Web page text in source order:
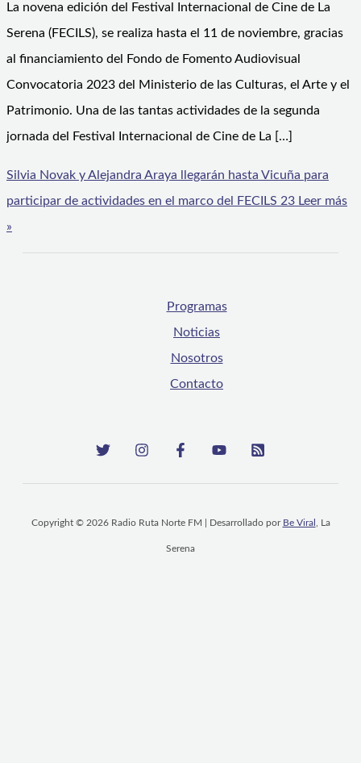
La novena edición del Festival Internacional de Cine de La
Serena (FECILS), se realiza hasta el 11 de noviembre, gracias
al financiamiento del Fondo de Fomento Audiovisual
Convocatoria 2023 del Ministerio de las Culturas, el Arte y el
Patrimonio. Una de las tantas actividades de la segunda
jornada del Festival Internacional de Cine de La […]
Silvia Novak y Alejandra Araya llegarán hasta Vicuña para
participar de actividades en el marco del FECILS 23 Leer más
»
Programas
Noticias
Nosotros
Contacto
Copyright © 2026 Radio Ruta Norte FM | Desarrollado por Be Viral , La
Serena